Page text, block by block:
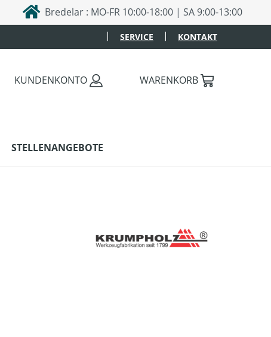
Bredelar : MO-FR 10:00-18:00 | SA 9:00-13:00
SERVICE KONTAKT
KUNDENKONTO WARENKORB
STELLENANGEBOTE